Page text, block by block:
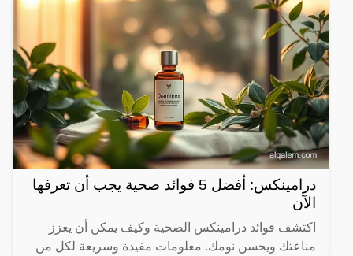
درامينكس: أفضل 5 فوائد صحية يجب أن تعرفها
الآن
اكتشف فوائد درامينكس الصحية وكيف يمكن أن يعزز
مناعتك ويحسن نومك. معلومات مفيدة وسريعة لكل من